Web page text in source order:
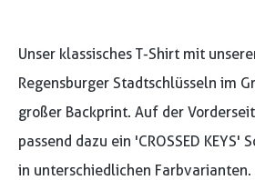
Unser klassisches T-Shirt mit
Regensburger Stadtschlüsseln im
großer Backprint. Auf der
passend dazu ein 'CROSSED
in unterschiedlichen Farbvarianten.